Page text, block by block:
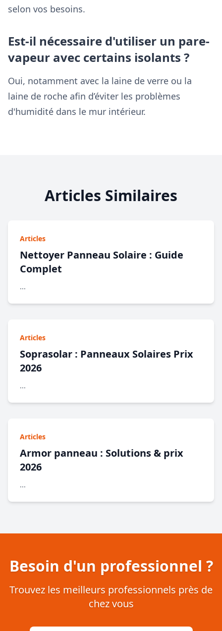
selon vos besoins.
Est-il nécessaire d'utiliser un pare-
vapeur avec certains isolants ?
Oui, notamment avec la laine de verre ou la
laine de roche afin d’éviter les problèmes
d'humidité dans le mur intérieur.
Articles Similaires
Articles
Nettoyer Panneau Solaire : Guide
Complet
...
Articles
Soprasolar : Panneaux Solaires Prix
2026
...
Articles
Armor panneau : Solutions & prix
2026
...
Besoin d'un professionnel ?
Trouvez les meilleurs professionnels près de
chez vous